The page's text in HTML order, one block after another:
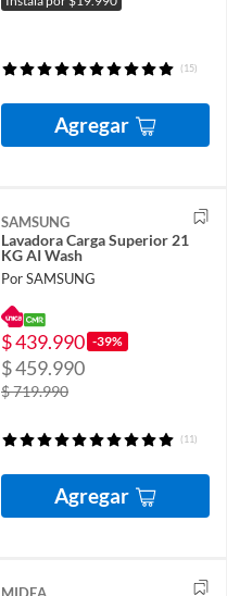
(15)
Agregar
SAMSUNG
Lavadora Carga Superior 21
KG AI Wash
Por SAMSUNG
$ 439.990 -39%
$ 459.990
$ 719.990
(11)
Agregar